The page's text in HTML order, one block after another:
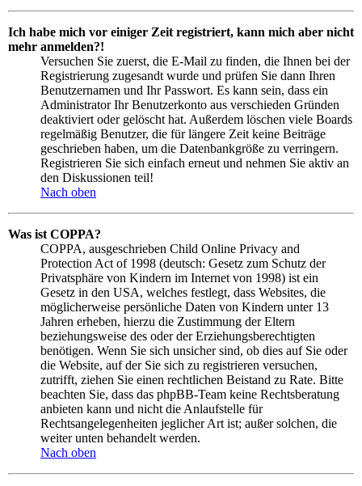
Ich habe mich vor einiger Zeit registriert, kann mich aber nicht
mehr anmelden?!
Versuchen Sie zuerst, die E-Mail zu finden, die Ihnen bei der
Registrierung zugesandt wurde und prüfen Sie dann Ihren
Benutzernamen und Ihr Passwort. Es kann sein, dass ein
Administrator Ihr Benutzerkonto aus verschieden Gründen
deaktiviert oder gelöscht hat. Außerdem löschen viele Boards
regelmäßig Benutzer, die für längere Zeit keine Beiträge
geschrieben haben, um die Datenbankgröße zu verringern.
Registrieren Sie sich einfach erneut und nehmen Sie aktiv an
den Diskussionen teil!
Nach oben
Was ist COPPA?
COPPA, ausgeschrieben Child Online Privacy and
Protection Act of 1998 (deutsch: Gesetz zum Schutz der
Privatsphäre von Kindern im Internet von 1998) ist ein
Gesetz in den USA, welches festlegt, dass Websites, die
möglicherweise persönliche Daten von Kindern unter 13
Jahren erheben, hierzu die Zustimmung der Eltern
beziehungsweise des oder der Erziehungsberechtigten
benötigen. Wenn Sie sich unsicher sind, ob dies auf Sie oder
die Website, auf der Sie sich zu registrieren versuchen,
zutrifft, ziehen Sie einen rechtlichen Beistand zu Rate. Bitte
beachten Sie, dass das phpBB-Team keine Rechtsberatung
anbieten kann und nicht die Anlaufstelle für
Rechtsangelegenheiten jeglicher Art ist; außer solchen, die
weiter unten behandelt werden.
Nach oben